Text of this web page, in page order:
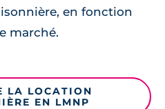
en fonction
marché.
LA LOCATION
EN LMNP